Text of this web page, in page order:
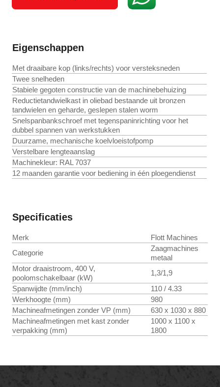
Eigenschappen
Met draaibare kop (links/rechts) voor versteksneden
Twee snelheden
Stabiele gegoten constructie van de machinebehuizing
Reductietandwielkast in oliebad bestaande uit bronzen
tandwielen en geharde, geslepen stalen worm
Snelspanbankschroef met tegenspaninrichting voor het
dubbel spannen van werkstukken
Duurzame, mechanische koelvloeistofpomp
Verstelbare lengteaanslag
Machinekleur: RAL 7037
12 maanden garantie voor bediening in één ploegendienst
Specificaties
Merk
Flott Machines
Categorie
Zaagmachines
metaal
Motor draaistroom, 400 V,
poolomschakelbaar (kW)
1,3/1,9
Spanwijdte (mm/inch)
110 / 4.33
Werkhoogte (mm)
980
Machineafmetingen zonder VP (mm)
630 x 1030 x 880
Machineafmetingen met kast zonder
verpakking (mm)
1000 x 1100 x
1800